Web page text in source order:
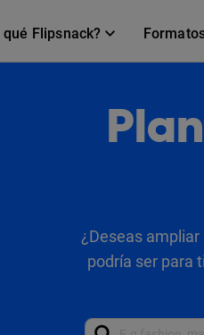
qué Flipsnack?
¿Deseas
podría ser para